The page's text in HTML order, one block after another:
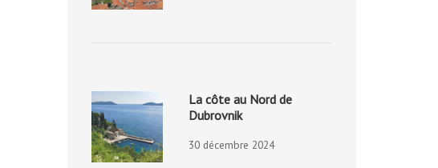
La côte au Nord de
Dubrovnik
30 décembre 2024